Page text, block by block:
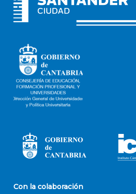
Con la colaboración